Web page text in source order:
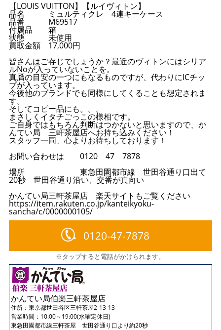
【LOUIS VUITTON】【ルイヴィトン】
品名 ミュルティクレ 4連キーケース
品番 M69517
付属品 箱
状態 未使用
買取金額 17,000円
皆さんはご存じでしょうか？最近のヴィトンにはシリア
ルNoが入っていないことを。
真贋の目安の一つにもなるものですが、代わりにICチッ
プが入っています。
今後他のブランドでも同様にしてくることも想定されま
す。
そしてコピー品にも。。。
まさしくイタチごっこの様相です。
ご自身ではもちろん判断はつかないと思いますので、か
んてい局 三軒茶屋店へお持ち込みください！
スタッフ一同、心よりお待ちしております！
お問い合わせは 0120 47 7878
場所 東急田園都市線 世田谷通り口出て
20秒 世田谷通り沿い、交番が真向い
かんてい局三軒茶屋店 楽天サイトもご覧ください
https://item.rakuten.co.jp/kanteikyoku-
sancha/c/0000000105/
0120-47-7878
※タップすると電話がかけられます。
かんてい局伯楽三軒茶屋店
住所： 東京都世田谷区三軒茶屋2-13-13
営業時間：10:00～19:00(水曜定休日)
東急田園都市線三軒茶屋 世田谷通り口より約20秒